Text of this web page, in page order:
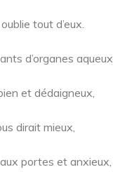
tout d’eux.
d’organes aqueux
et dédaigneux,
dirait mieux,
portes et anxieux,